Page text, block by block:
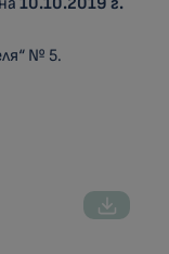
10.10.2019 г.
№ 5.